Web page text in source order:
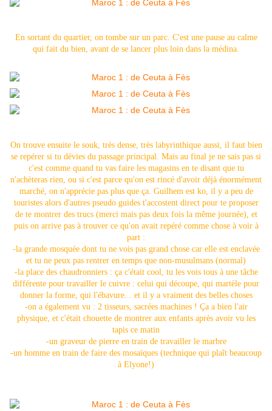
En sortant du quartier, on tombe sur un parc. C'est une pause au calme
qui fait du bien, avant de se lancer plus loin dans la médina.
On trouve ensuite le souk, très dense, très labyrinthique aussi, il faut bien
se repérer si tu dévies du passage principal. Mais au final je ne sais pas si
c'est comme quand tu vas faire les magasins en te disant que tu
n'achèteras rien, ou si c'est parce qu'on est rincé d'avoir déjà énormément
marché, on n'apprécie pas plus que ça. Guilhem est ko, il y a peu de
touristes alors d'autres pseudo guides t'accostent direct pour te proposer
de te montrer des trucs (merci mais pas deux fois la même journée), et
puis on arrive pas à trouver ce qu'on avait repéré comme chose à voir à
part :
-la grande mosquée dont tu ne vois pas grand chose car elle est enclavée
et tu ne peux pas rentrer en temps que non-musulmans (normal)
-la place des chaudronniers : ça c'était cool, tu les vois tous à une tâche
différente pour travailler le cuivre : celui qui découpe, qui martèle pour
donner la forme, qui l'ébavure... et il y a vraiment des belles choses
-on a également vu : 2 tisseurs, sacrées machines ! Ça a bien l'air
physique, et c'était chouette de montrer aux enfants après avoir vu les
tapis ce matin
-un graveur de pierre en train de travailler le marbre
-un homme en train de faire des mosaïques (technique qui plaît beaucoup
à Elyone!)